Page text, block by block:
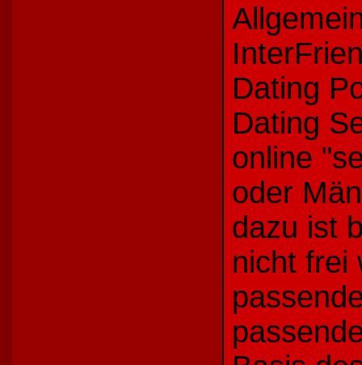
Dating
Dating
online
oder
dazu ist
nicht frei